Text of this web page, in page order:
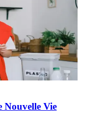
Nouvelle Vie